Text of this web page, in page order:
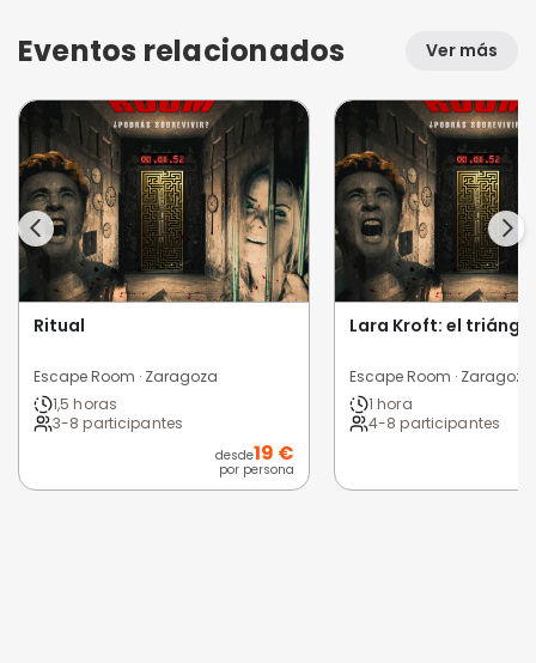
Eventos relacionados Ver más
Ritual
Escape Room · Zaragoza
1,5 horas
3-8 participantes
desde19 €
por persona
Lara Kroft: el
Escape Room · Zaragoza
1 hora
4-8 participantes